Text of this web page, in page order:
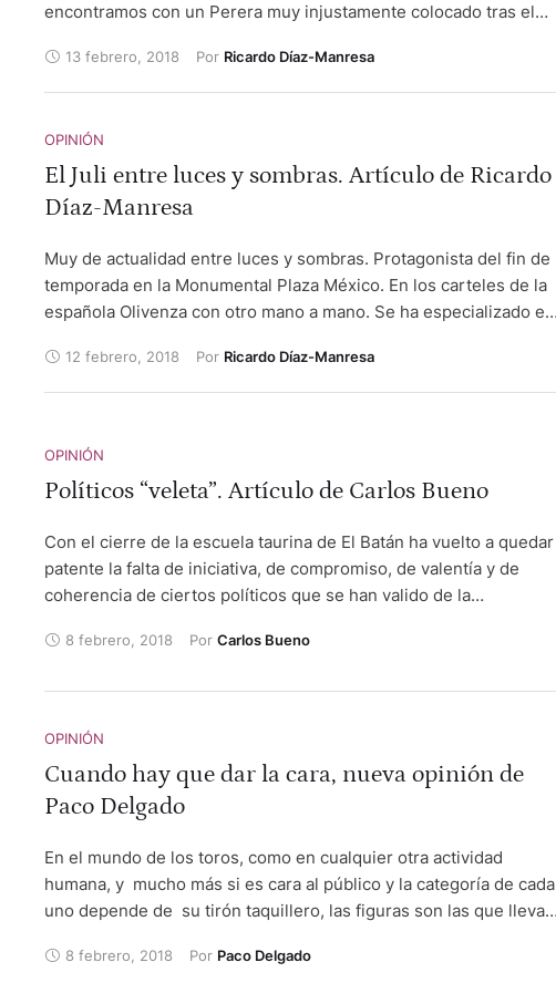
encontramos con un Perera muy injustamente colocado tras el
cuidado porque puede terminar, en plena gloria, apartado en un
rincón.
13 febrero, 2018 Por Ricardo Díaz-Manresa
OPINIÓN
El Juli entre luces y sombras. Artículo de Ricardo
Díaz-Manresa
Muy de actualidad entre luces y sombras. Protagonista del fin de
temporada en la Monumental Plaza México. En los carteles de la
española Olivenza con otro mano a mano. Se ha especializado en
Medalla de Oro de las Bellas Artes. Ausente de las Fallas. Y
buenas declaraciones a “El Mundo”.
12 febrero, 2018 Por Ricardo Díaz-Manresa
OPINIÓN
Políticos “veleta”. Artículo de Carlos Bueno
Con el cierre de la escuela taurina de El Batán ha vuelto a quedar
patente la falta de iniciativa, de compromiso, de valentía y de
coherencia de ciertos políticos que se han valido de la
la mano a la menor incomodidad. Los toros no deberían
exclusivamente su beneficio.
8 febrero, 2018 Por Carlos Bueno
OPINIÓN
Cuando hay que dar la cara, nueva opinión de
Paco Delgado
En el mundo de los toros, como en cualquier otra actividad
humana, y mucho más si es cara al público y la categoría de cada
uno depende de su tirón taquillero, las figuras son las que llevan
8 febrero, 2018 Por Paco Delgado